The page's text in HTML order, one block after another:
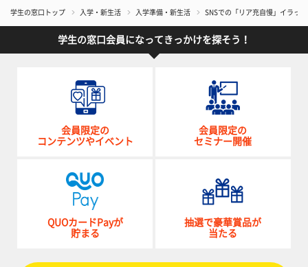
学生の窓口トップ 入学・新生活 入学準備・新生活 SNSでの「リア充自慢」イラっ
学生の窓口会員になってきっかけを探そう！
会員限定の
コンテンツやイベント
会員限定の
セミナー開催
QUOカードPayが
貯まる
抽選で豪華賞品が
当たる